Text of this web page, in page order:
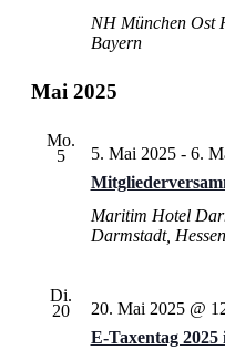
NH München Ost
Bayern
Mai 2025
Mo.
5
5. Mai 2025- 6.
Maritim Hotel
Darmstadt, Hessen
Di.
20
E-Taxentag
20. Mai 2025 @